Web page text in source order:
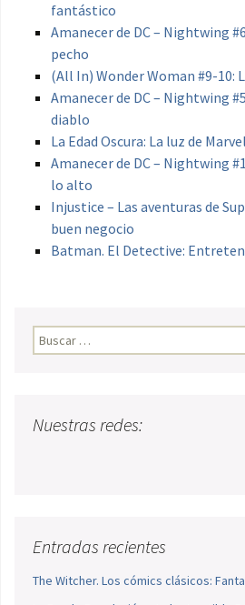
fantástico
Amanecer de DC – Nightwing
pecho
(All In) Wonder Woman #9-10:
Amanecer de DC – Nightwing
diablo
La Edad Oscura: La luz de Marvel
Amanecer de DC – Nightwing
lo alto
Injustice – Las aventuras de
buen negocio
Batman. El Detective:
Buscar:
Nuestras redes:
Entradas recientes
The Witcher. Los cómics clásicos: